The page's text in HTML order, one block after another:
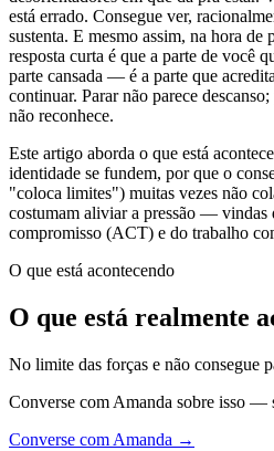
está errado. Consegue ver,
sustenta. E mesmo assim, na hora de
resposta curta é que a parte de você
parte cansada — é a parte que
continuar. Parar não parece
não reconhece.
Este artigo aborda o que está
identidade se fundem, por que o
"coloca limites") muitas vezes não
costumam aliviar a pressão — vindas
compromisso (ACT) e do trabalho
O que está acontecendo
O que está realmente
No limite das forças e não consegue
Converse com Amanda sobre isso —
Converse com Amanda →